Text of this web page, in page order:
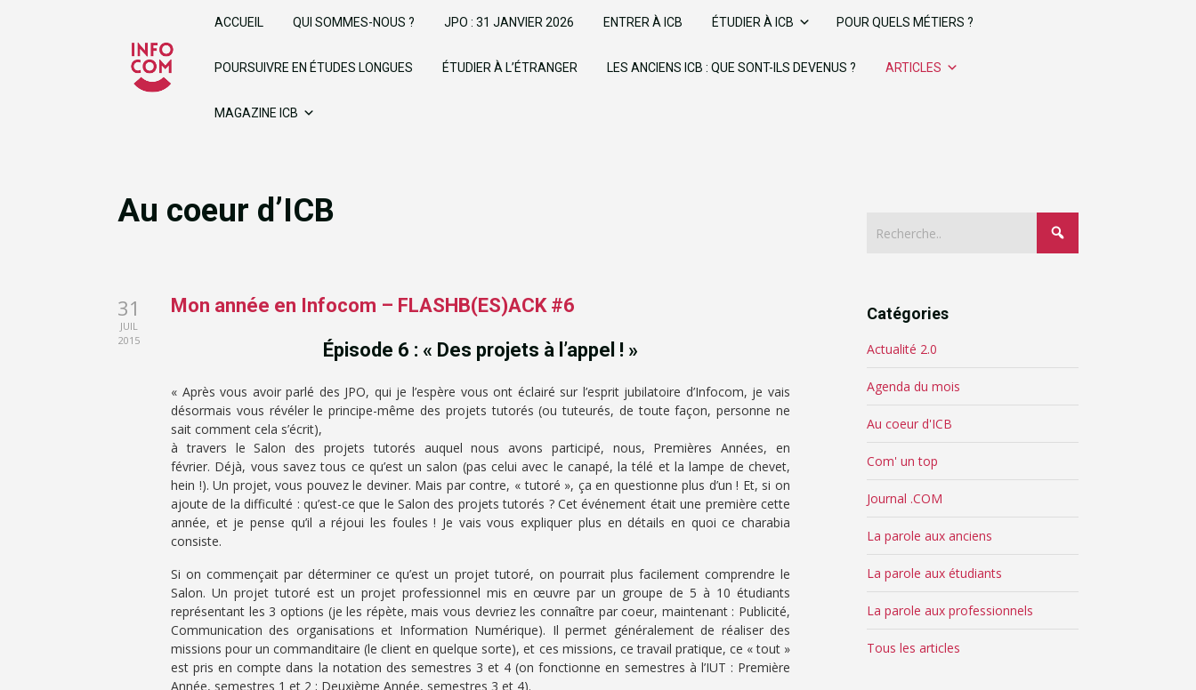
ACCUEIL QUI SOMMES-NOUS ? JPO : 31 JANVIER 2026 ENTRER À ICB ÉTUDIER À ICB POUR QUELS MÉTIERS ?
POURSUIVRE EN ÉTUDES LONGUES ÉTUDIER À L’ÉTRANGER LES ANCIENS ICB : QUE SONT-ILS DEVENUS ? ARTICLES
MAGAZINE ICB
Au coeur d’ICB
31
JUIL
2015
Mon année en Infocom – FLASHB(ES)ACK #6
Épisode 6 : « Des projets à l’appel ! »
« Après vous avoir parlé des JPO, qui je l’espère vous ont éclairé sur l’esprit jubilatoire d’Infocom, je vais
désormais vous révéler le principe-même des projets tutorés (ou tuteurés, de toute façon, personne ne
sait comment cela s’écrit),
à travers le Salon des projets tutorés auquel nous avons participé, nous, Premières Années, en
février. Déjà, vous savez tous ce qu’est un salon (pas celui avec le canapé, la télé et la lampe de chevet,
hein !). Un projet, vous pouvez le deviner. Mais par contre, « tutoré », ça en questionne plus d’un ! Et, si on
ajoute de la difficulté : qu’est-ce que le Salon des projets tutorés ? Cet événement était une première cette
année, et je pense qu’il a réjoui les foules ! Je vais vous expliquer plus en détails en quoi ce charabia
consiste.
Si on commençait par déterminer ce qu’est un projet tutoré, on pourrait plus facilement comprendre le
Salon. Un projet tutoré est un projet professionnel mis en œuvre par un groupe de 5 à 10 étudiants
représentant les 3 options (je les répète, mais vous devriez les connaître par coeur, maintenant : Publicité,
Communication des organisations et Information Numérique). Il permet généralement de réaliser des
missions pour un commanditaire (le client en quelque sorte), et ces missions, ce travail pratique, ce « tout »
est pris en compte dans la notation des semestres 3 et 4 (on fonctionne en semestres à l’IUT : Première
Année, semestres 1 et 2 ; Deuxième Année, semestres 3 et 4).
Catégories
Actualité 2.0
Agenda du mois
Au coeur d'ICB
Com' un top
Journal .COM
La parole aux anciens
La parole aux étudiants
La parole aux professionnels
Tous les articles